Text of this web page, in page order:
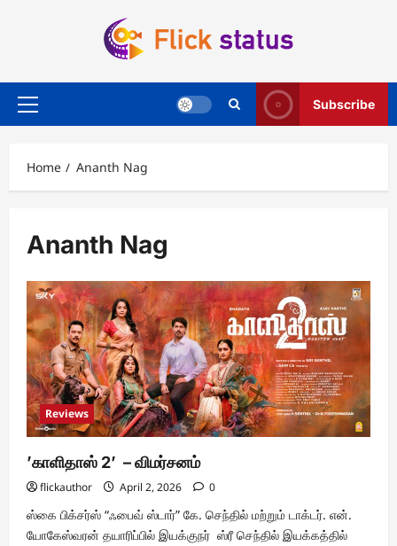
Primary
Subscribe
Home Ananth Nag
Ananth Nag
Reviews
’காளிதாஸ் 2’ – விமர்சனம்
flickauthor April 2, 2026 0
ஸ்கை பிக்சர்ஸ் “ஃபைவ் ஸ்டார்” கே. செந்தில் மற்றும் டாக்டர். என்.
யோகேஸ்வரன் தயாரிப்பில் இயக்குநர் ஸ்ரீ செந்தில் இயக்கத்தில்